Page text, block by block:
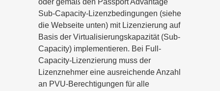
oder gemäß den Passport Advantage
Sub-Capacity-Lizenzbedingungen (siehe
die Webseite unten) mit Lizenzierung auf
Basis der Virtualisierungskapazität (Sub-
Capacity) implementieren. Bei Full-
Capacity-Lizenzierung muss der
Lizenznehmer eine ausreichende Anzahl
an PVU-Berechtigungen für alle